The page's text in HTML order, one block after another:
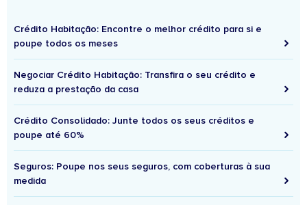
Crédito Habitação: Encontre o melhor crédito para si e
poupe todos os meses
Negociar Crédito Habitação: Transfira o seu crédito e
reduza a prestação da casa
Crédito Consolidado: Junte todos os seus créditos e
poupe até 60%
Seguros: Poupe nos seus seguros, com coberturas à sua
medida